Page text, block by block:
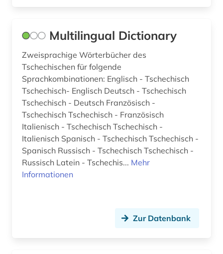
lushai-sprache (1)
lusitanistik (2)
lyrik (8)
lyriker (2)
malaiisch (2)
mandarin (1)
marathi (1)
meerestier (1)
Multilingual Dictionary
Zweisprachige Wörterbücher des
Tschechischen für folgende
Sprachkombinationen: Englisch - Tschechisch
Tschechisch- Englisch Deutsch - Tschechisch
Tschechisch - Deutsch Französisch -
Tschechisch Tschechisch - Französisch
Italienisch - Tschechisch Tschechisch -
Italienisch Spanisch - Tschechisch Tschechisch -
Spanisch Russisch - Tschechisch Tschechisch -
Russisch Latein - Tschechis... Mehr
Informationen
Zur Datenbank